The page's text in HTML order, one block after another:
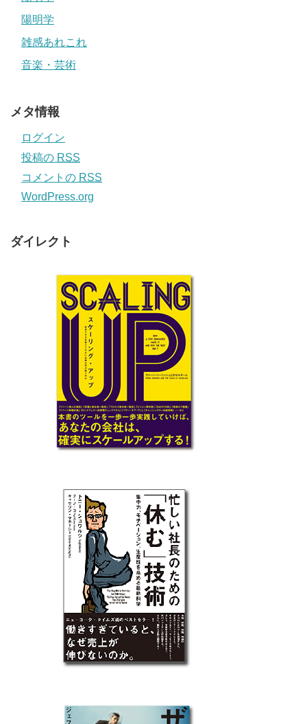
陽明学
雑感あれこれ
音楽・芸術
メタ情報
ログイン
投稿の RSS
コメントの RSS
WordPress.org
ダイレクト